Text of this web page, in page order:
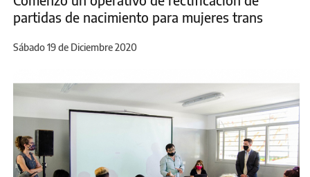
partidas de nacimiento para mujeres trans
Sábado 19 de Diciembre 2020